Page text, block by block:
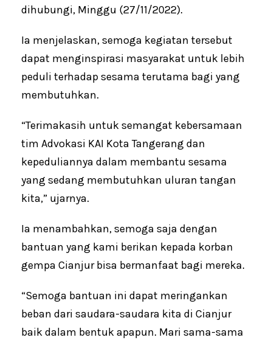
dihubungi, Minggu (27/11/2022).
Ia menjelaskan, semoga kegiatan tersebut
dapat menginspirasi masyarakat untuk lebih
peduli terhadap sesama terutama bagi yang
membutuhkan.
“Terimakasih untuk semangat kebersamaan
tim Advokasi KAI Kota Tangerang dan
kepeduliannya dalam membantu sesama
yang sedang membutuhkan uluran tangan
kita,” ujarnya.
Ia menambahkan, semoga saja dengan
bantuan yang kami berikan kepada korban
gempa Cianjur bisa bermanfaat bagi mereka.
“Semoga bantuan ini dapat meringankan
beban dari saudara-saudara kita di Cianjur
baik dalam bentuk apapun. Mari sama-sama